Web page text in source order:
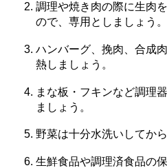
調理や焼き肉の際に生肉
ので、専用としましょう。
ハンバーグ、挽肉、合成
熱しましょう。
まな板・フキンなど調理
ましょう。
野菜は十分水洗いしてか
生鮮食品や調理済食品の